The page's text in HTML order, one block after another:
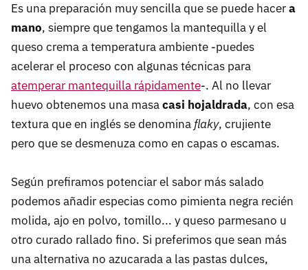
Es una preparación muy sencilla que se puede hacera
mano, siempre que tengamos la mantequilla y el
queso crema a temperatura ambiente -puedes
acelerar el proceso con algunas técnicas para
atemperar mantequilla rápidamente-. Al no llevar
huevo obtenemos una masacasi hojaldrada, con esa
textura que en inglés se denominaflaky, crujiente
pero que se desmenuza como en capas o escamas.
Según prefiramos potenciar el sabor más salado
podemos añadir especias como pimienta negra recién
molida, ajo en polvo, tomillo... y queso parmesano u
otro curado rallado fino. Si preferimos que sean más
una alternativa no azucarada a las pastas dulces,